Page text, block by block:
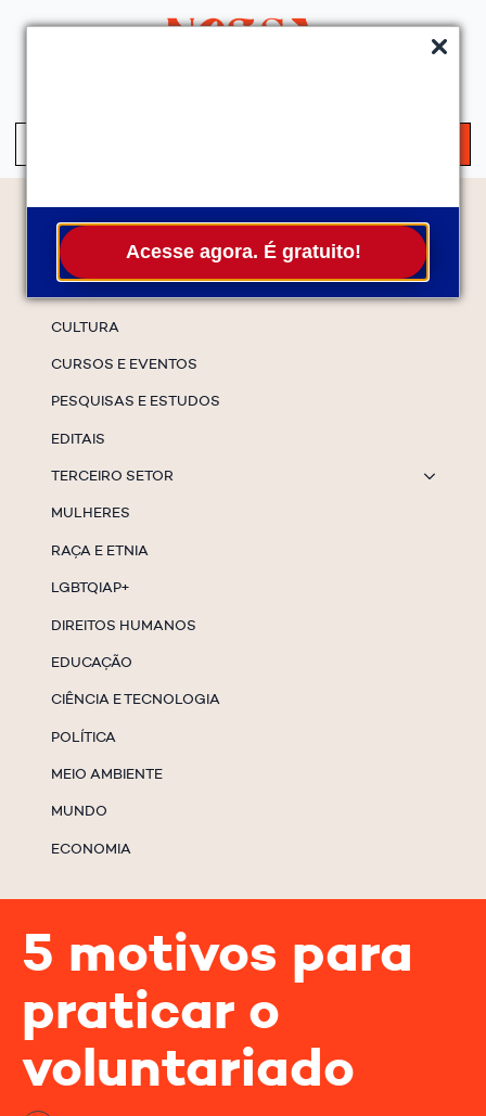
Acesse agora. É gratuito!
Temas
CULTURA
CURSOS E EVENTOS
PESQUISAS E ESTUDOS
EDITAIS
TERCEIRO SETOR
MULHERES
RAÇA E ETNIA
LGBTQIAP+
DIREITOS HUMANOS
EDUCAÇÃO
CIÊNCIA E TECNOLOGIA
POLÍTICA
MEIO AMBIENTE
MUNDO
ECONOMIA
5 motivos para
praticar o
voluntariado